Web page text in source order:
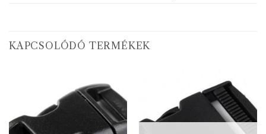
KAPCSOLÓDÓ TERMÉKEK